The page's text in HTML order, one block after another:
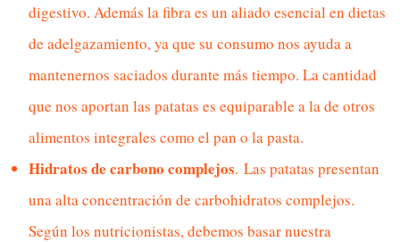
digestivo. Además la fibra es un aliado esencial en dietas
de adelgazamiento, ya que su consumo nos ayuda a
mantenernos saciados durante más tiempo. La cantidad
que nos aportan las patatas es equiparable a la de otros
alimentos integrales como el pan o la pasta.
Hidratos de carbono complejos. Las patatas presentan
una alta concentración de carbohidratos complejos.
Según los nutricionistas, debemos basar nuestra